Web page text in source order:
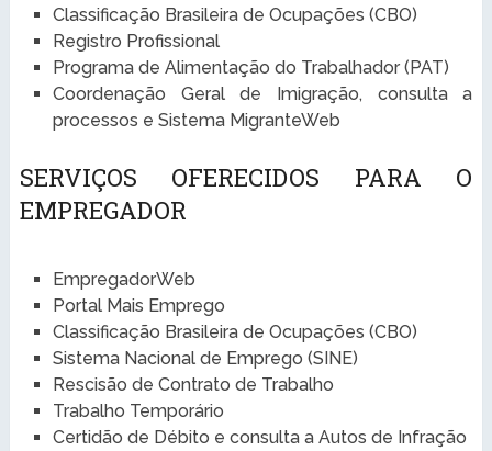
Classificação Brasileira de Ocupações (CBO)
Registro Profissional
Programa de Alimentação do Trabalhador (PAT)
Coordenação Geral de Imigração, consulta a
processos e Sistema MigranteWeb
SERVIÇOS OFERECIDOS PARA O
EMPREGADOR
EmpregadorWeb
Portal Mais Emprego
Classificação Brasileira de Ocupações (CBO)
Sistema Nacional de Emprego (SINE)
Rescisão de Contrato de Trabalho
Trabalho Temporário
Certidão de Débito e consulta a Autos de Infração